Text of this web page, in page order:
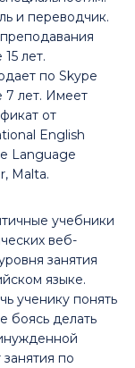
и переводчик.
лет.
по Skype
7 лет. Имеет
от
English
Language
Malta.
учебники
веб-
занятия
языке.
ученику понять
боясь делать
по